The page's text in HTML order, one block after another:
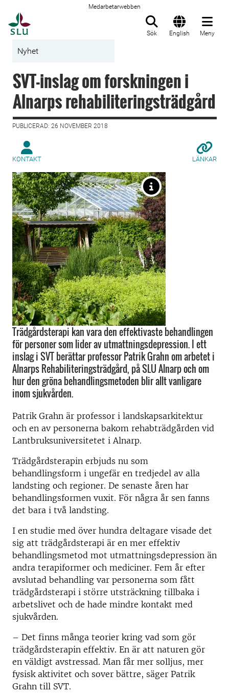
Medarbetarwebben
Sök English Meny
Nyhet
SVT-inslag om forskningen i
Alnarps rehabiliteringsträdgård
PUBLICERAD: 26 NOVEMBER 2018
KONTAKT LÄNKAR
Trädgårdsterapi kan vara den effektivaste behandlingen
för personer som lider av utmattningsdepression. I ett
inslag i SVT berättar professor Patrik Grahn om arbetet i
Alnarps Rehabiliteringsträdgård, på SLU Alnarp och om
hur den gröna behandlingsmetoden blir allt vanligare
inom sjukvården.
Patrik Grahn är professor i landskapsarkitektur
och en av personerna bakom rehabträdgården vid
Lantbruksuniversitetet i Alnarp.
Trädgårdsterapin erbjuds nu som
behandlingsform i ungefär en tredjedel av alla
landsting och regioner. De senaste åren har
behandlingsformen vuxit. För några år sen fanns
det bara i två landsting.
I en studie med över hundra deltagare visade det
sig att trädgårdsterapi är en mer effektiv
behandlingsmetod mot utmattningsdepression än
andra terapiformer och mediciner. Fem år efter
avslutad behandling var personerna som fått
trädgårdsterapi i större utsträckning tillbaka i
arbetslivet och de hade mindre kontakt med
sjukvården.
– Det finns många teorier kring vad som gör
trädgårdsterapin effektiv. En är att naturen gör
en väldigt avstressad. Man får mer solljus, mer
fysisk aktivitet och sover bättre, säger Patrik
Grahn till SVT.